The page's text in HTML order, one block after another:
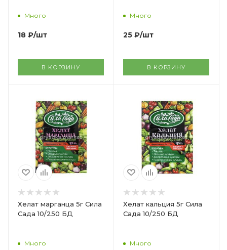
Много
18 ₽/шт
В КОРЗИНУ
Много
25 ₽/шт
В КОРЗИНУ
Хелат марганца 5г Сила
Сада 10/250 БД
Много
Хелат кальция 5г Сила
Сада 10/250 БД
Много